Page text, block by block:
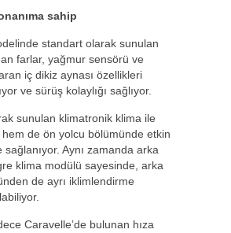
sahip
standart olarak sunulan
farlar, yağmur sensörü ve
iç dikiz aynası özellikleri
ve sürüş kolaylığı sağlıyor.
sunulan klimatronik klima ile
de ön yolcu bölümünde etkin
sağlanıyor. Aynı zamanda arka
klima modülü sayesinde, arka
de ayrı iklimlendirme
Caravelle’de bulunan hıza